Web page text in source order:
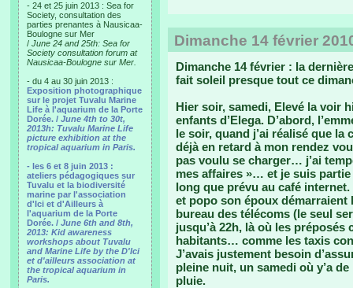
- 24 et 25 juin 2013 : Sea for
Society, consultation des
parties prenantes à Nausicaa-
Boulogne sur Mer
/ June 24 and 25th: Sea for
Society consultation forum at
Nausicaa-Boulogne sur Mer.
- du 4 au 30 juin 2013 :
Exposition photographique
sur le projet Tuvalu Marine
Life à l'aquarium de la Porte
Dorée. / June 4th to 30t,
2013h: Tuvalu Marine Life
picture exhibition at the
tropical aquarium in Paris.
- les 6 et 8 juin 2013 :
ateliers pédagogiques sur
Tuvalu et la biodiversité
marine par l'association
d'Ici et d'Ailleurs à
l'aquarium de la Porte
Dorée. / June 6th and 8th,
2013: Kid awareness
workshops about Tuvalu
and Marine Life by the D'Ici
et d'ailleurs association at
the tropical aquarium in
Paris.
Dimanche 14 février
Dimanche 14 février : la
fait soleil presque tout ce
Hier soir, samedi, Elevé la voir
enfants d’Elega. D’abord,
le soir, quand j’ai réalisé que la
déjà en retard à mon rendez
pas voulu se charger… j’ai
mes affaires »… et je suis
long que prévu au café
et popo son époux démarraient
bureau des télécoms (le seul
jusqu’à 22h, là où les
habitants… comme les taxis
J’avais justement besoin
pleine nuit, un samedi où y’a
pluie.